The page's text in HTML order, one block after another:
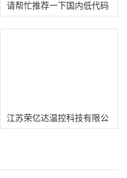
请帮忙推荐一下国内低代码
产品哪个好？
江苏荣亿达温控科技有限公